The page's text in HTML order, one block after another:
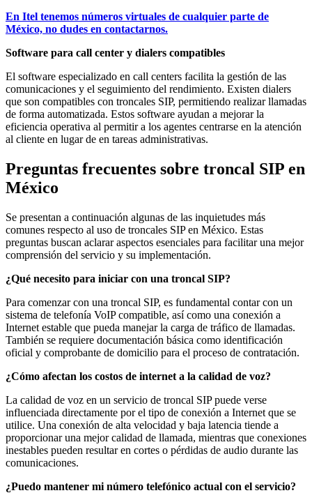
En Itel tenemos números virtuales de cualquier parte de
México, no dudes en contactarnos.
Software para call center y dialers compatibles
El software especializado en call centers facilita la gestión de las
comunicaciones y el seguimiento del rendimiento. Existen dialers
que son compatibles con troncales SIP, permitiendo realizar llamadas
de forma automatizada. Estos software ayudan a mejorar la
eficiencia operativa al permitir a los agentes centrarse en la atención
al cliente en lugar de en tareas administrativas.
Preguntas frecuentes sobre troncal SIP en
México
Se presentan a continuación algunas de las inquietudes más
comunes respecto al uso de troncales SIP en México. Estas
preguntas buscan aclarar aspectos esenciales para facilitar una mejor
comprensión del servicio y su implementación.
¿Qué necesito para iniciar con una troncal SIP?
Para comenzar con una troncal SIP, es fundamental contar con un
sistema de telefonía VoIP compatible, así como una conexión a
Internet estable que pueda manejar la carga de tráfico de llamadas.
También se requiere documentación básica como identificación
oficial y comprobante de domicilio para el proceso de contratación.
¿Cómo afectan los costos de internet a la calidad de voz?
La calidad de voz en un servicio de troncal SIP puede verse
influenciada directamente por el tipo de conexión a Internet que se
utilice. Una conexión de alta velocidad y baja latencia tiende a
proporcionar una mejor calidad de llamada, mientras que conexiones
inestables pueden resultar en cortes o pérdidas de audio durante las
comunicaciones.
¿Puedo mantener mi número telefónico actual con el servicio?